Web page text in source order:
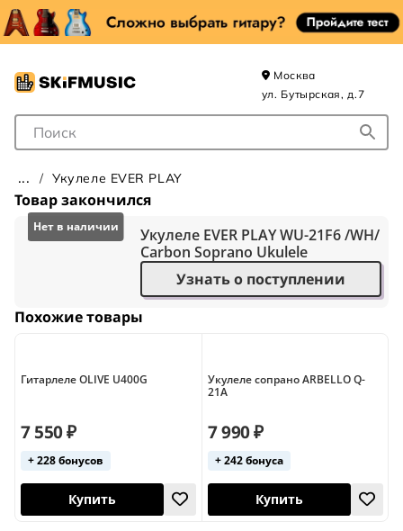
Поле для Поиска
Москва
ул. Бутырская, д.7
Укулеле EVER PLAY
Товар закончился
Укулеле EVER PLAY WU-21F6 /WH/
Carbon Soprano Ukulele
Узнать о поступлении
Похожие товары
Гитарлеле OLIVE U400G
7 550 ₽
+ 228 бонусов
Укулеле сопрано ARBELLO Q-
21A
7 990 ₽
+ 242 бонуса